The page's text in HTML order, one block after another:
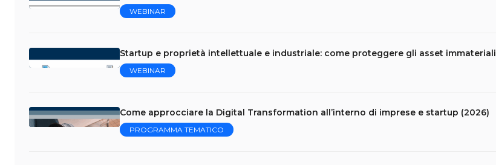
WEBINAR
Startup e proprietà intellettuale e industriale: come proteggere gli asset immateriali
WEBINAR
Come approcciare la Digital Transformation all’interno di imprese e startup (2026)
PROGRAMMA TEMATICO